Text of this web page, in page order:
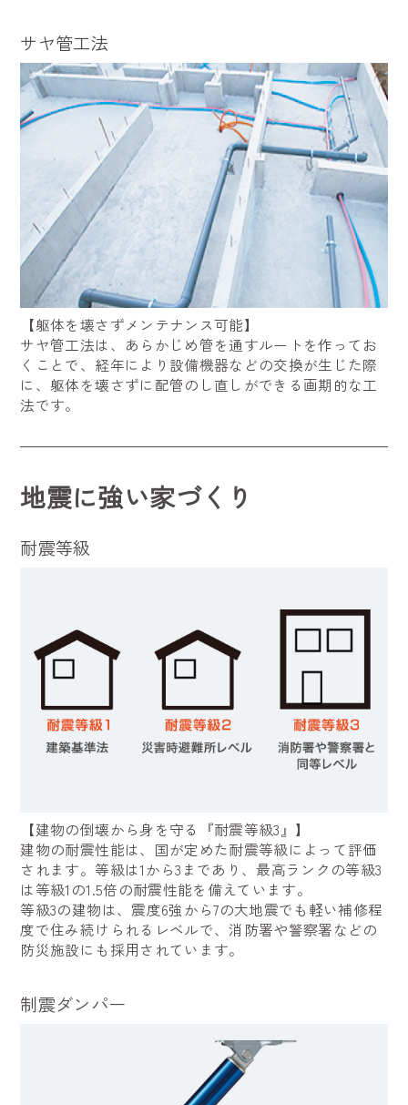
サヤ管工法
【躯体を壊さずメンテナンス可能】
サヤ管工法は、あらかじめ管を通すルートを作ってお
くことで、経年により設備機器などの交換が生じた際
に、躯体を壊さずに配管のし直しができる画期的な工
法です。
地震に強い家づくり
耐震等級
【建物の倒壊から身を守る『耐震等級3』】
建物の耐震性能は、国が定めた耐震等級によって評価
されます。等級は1から3まであり、最高ランクの等級3
は等級1の1.5倍の耐震性能を備えています。
等級3の建物は、震度6強から7の大地震でも軽い補修程
度で住み続けられるレベルで、消防署や警察署などの
防災施設にも採用されています。
制震ダンパー